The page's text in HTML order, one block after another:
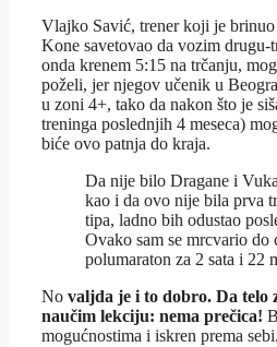
Vlajko Savić, trener koji je
Kone savetovao da vozim drugu-
onda krenem 5:15 na trčanju,
poželi, jer njegov učenik u
u zoni 4+, tako da nakon što je
treninga poslednjih 4 meseca)
biće ovo patnja do kraja.
Da nije bilo Dragane i
kao i da ovo nije bila prva
tipa, ladno bih odustao
Ovako sam se mrcvario do
polumaraton za 2 sata i 22
No valjda je i to dobro. Da telo
naučim lekciju: nema prečica!
mogućnostima i iskren prema